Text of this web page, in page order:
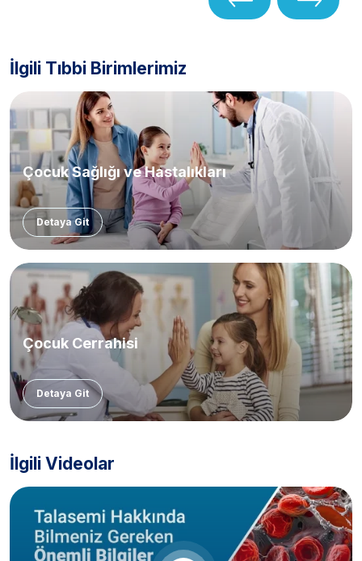
İlgili Tıbbi Birimlerimiz
Çocuk Sağlığı ve Hastalıkları
Detaya Git
Çocuk Cerrahisi
Detaya Git
İlgili Videolar